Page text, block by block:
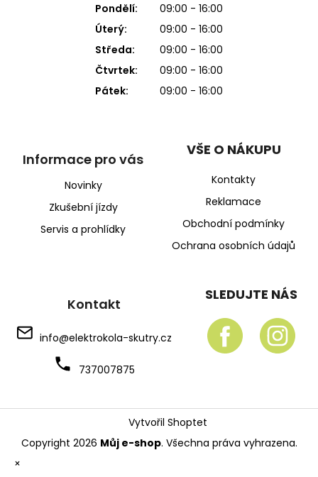
Pondělí:
09:00 - 16:00
Úterý:
09:00 - 16:00
Středa:
09:00 - 16:00
Čtvrtek:
09:00 - 16:00
Pátek:
09:00 - 16:00
Informace pro vás
Novinky
Zkušební jízdy
Servis a prohlídky
VŠE O NÁKUPU
Kontakty
Reklamace
Obchodní podmínky
Ochrana osobních údajů
Kontakt
info@elektrokola-skutry.cz
737007875
SLEDUJTE NÁS
Vytvořil Shoptet
Copyright 2026 Můj e-shop. Všechna práva vyhrazena.
×